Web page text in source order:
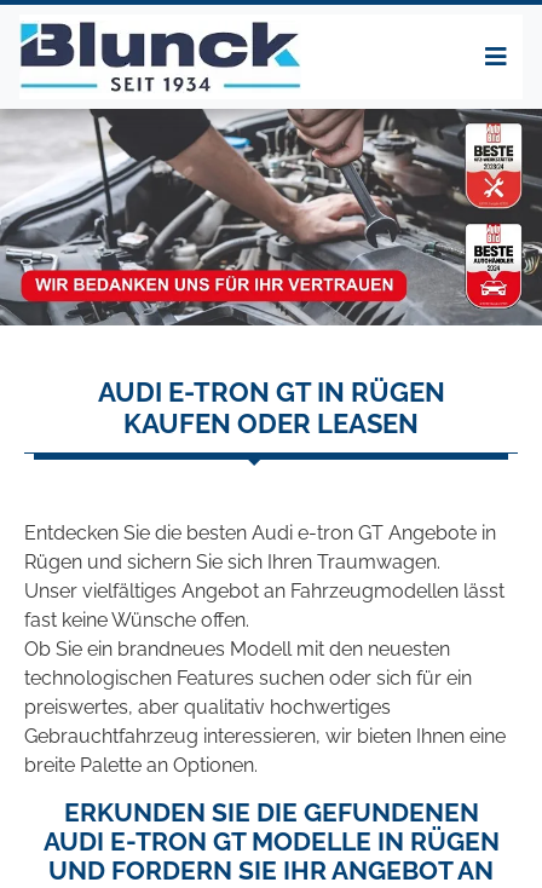
AUDI E-TRON GT IN RÜGEN
KAUFEN ODER LEASEN
Entdecken Sie die besten Audi e-tron GT Angebote in
Rügen und sichern Sie sich Ihren Traumwagen.
Unser vielfältiges Angebot an Fahrzeugmodellen lässt
fast keine Wünsche offen.
Ob Sie ein brandneues Modell mit den neuesten
technologischen Features suchen oder sich für ein
preiswertes, aber qualitativ hochwertiges
Gebrauchtfahrzeug interessieren, wir bieten Ihnen eine
breite Palette an Optionen.
ERKUNDEN SIE DIE GEFUNDENEN
AUDI E-TRON GT MODELLE IN RÜGEN
UND FORDERN SIE IHR ANGEBOT AN